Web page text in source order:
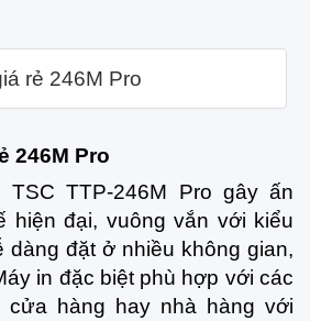
rẻ 246M Pro
246M Pro
TTP-246M Pro gây ấn
hiện đại, vuông vắn với kiểu
dàng đặt ở nhiều không gian,
in đặc biệt phù hợp với các
cửa hàng hay nhà hàng với